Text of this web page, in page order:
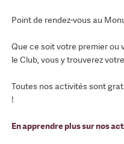
Point de rendez-vous au
Que ce soit votre premier
le Club, vous y trouverez
Toutes nos activités sont
!
En apprendre plus sur nos